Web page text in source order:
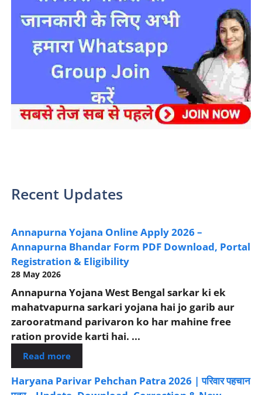
Recent Updates
Annapurna Yojana Online Apply 2026 –
Annapurna Bhandar Form PDF Download, Portal
Registration & Eligibility
28 May 2026
Annapurna Yojana West Bengal sarkar ki ek
mahatvapurna sarkari yojana hai jo garib aur
zarooratmand parivaron ko har mahine free
ration provide karti hai. ...
Read more
Haryana Parivar Pehchan Patra 2026 | परिवार पहचान